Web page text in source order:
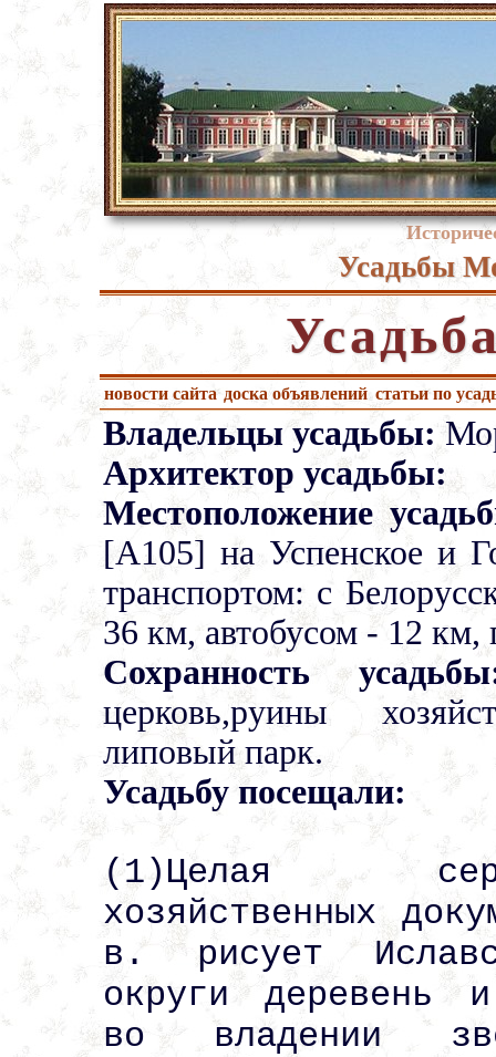
Усадьбы
новости сайта доска объявлений статьи по
Владельцы усадьбы:
Архитектор усадьбы:
Местоположение
[А105] на Успенское и
транспортом: с
36 км, автобусом - 12
Сохранность
церковь,руины
липовый парк.
Усадьбу посещали:
(1)Целая
хозяйственных
в. рисует
округи деревень
во владении